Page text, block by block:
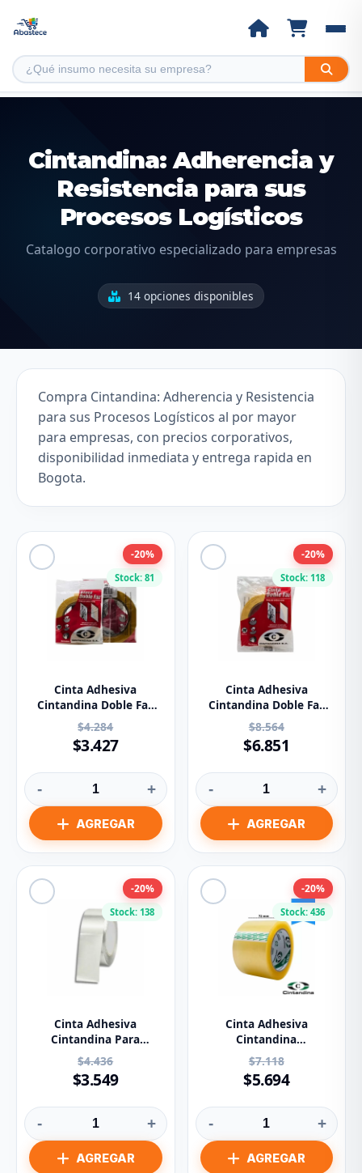
Cintandina: Adherencia y
Resistencia para sus
Procesos Logísticos
Catalogo corporativo especializado para empresas
14 opciones disponibles
Compra Cintandina: Adherencia y Resistencia
para sus Procesos Logísticos al por mayor
para empresas, con precios corporativos,
disponibilidad inmediata y entrega rapida en
Bogota.
Stock: 81
-20%
Cinta Adhesiva
Cintandina Doble Faz
12mm x 30m
$4.284
$3.427
- +
Stock: 118
-20%
Cinta Adhesiva
Cintandina Doble Faz
24mm x30m
$8.564
$6.851
- +
Stock: 138
-20%
Cinta Adhesiva
Cintandina Para
Empaque Metalizada
48mm X 50m
$4.436
$3.549
- +
Stock: 436
-20%
Cinta Adhesiva
Cintandina
Transparente 72mm X
100m
$7.118
$5.694
- +